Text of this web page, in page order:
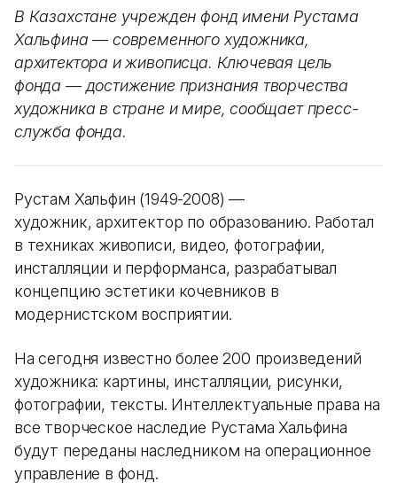
В Казахстане учрежден фонд имени Рустама
Хальфина — современного художника,
архитектора и живописца. Ключевая цель
фонда — достижение признания творчества
художника в стране и мире, сообщает пресс-
служба фонда.
Рустам Хальфин (1949-2008) —
художник, архитектор по образованию. Работал
в техниках живописи, видео, фотографии,
инсталляции и перформанса, разрабатывал
концепцию эстетики кочевников в
модернистском восприятии.
На сегодня известно более 200 произведений
художника: картины, инсталляции, рисунки,
фотографии, тексты. Интеллектуальные права на
все творческое наследие Рустама Хальфина
будут переданы наследником на операционное
управление в фонд.